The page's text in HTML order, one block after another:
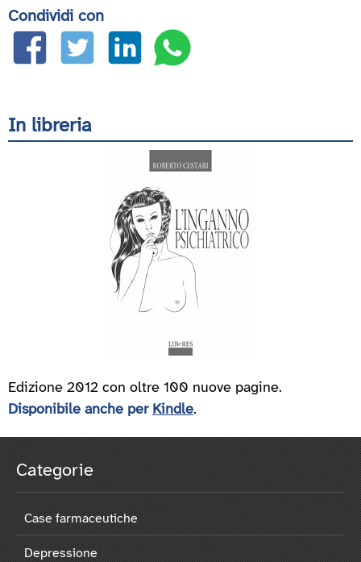
Condividi con
In libreria
Edizione 2012 con oltre 100 nuove pagine.
Disponibile anche per Kindle.
Categorie
Case farmaceutiche
Depressione